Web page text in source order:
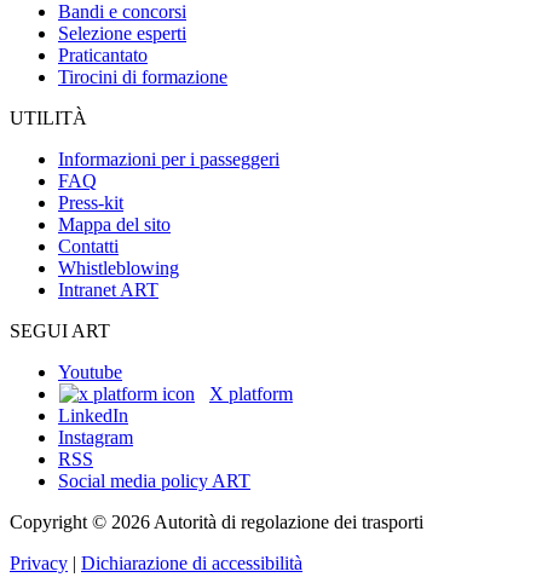
Bandi e concorsi
Selezione esperti
Praticantato
Tirocini di formazione
UTILITÀ
Informazioni per i passeggeri
FAQ
Press-kit
Mappa del sito
Contatti
Whistleblowing
Intranet ART
SEGUI ART
Youtube
X platform
LinkedIn
Instagram
RSS
Social media policy ART
Copyright © 2026 Autorità di regolazione dei trasporti
Privacy
Dichiarazione di accessibilità